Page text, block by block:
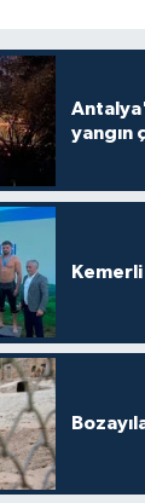
yangın